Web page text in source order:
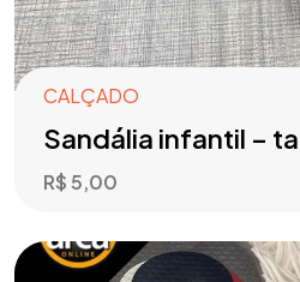
CALÇADO
Sandália infantil –
R$5,00